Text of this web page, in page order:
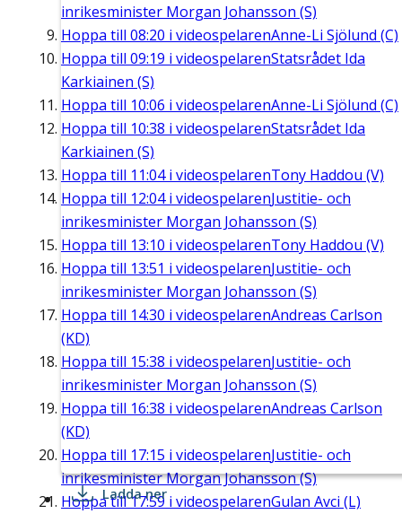
inrikesminister Morgan Johansson (S)
Hoppa till 08:20 i videospelarenAnne-Li Sjölund (C)
Hoppa till 09:19 i videospelarenStatsrådet Ida
Karkiainen (S)
Hoppa till 10:06 i videospelarenAnne-Li Sjölund (C)
Hoppa till 10:38 i videospelarenStatsrådet Ida
Karkiainen (S)
Hoppa till 11:04i videospelarenTony Haddou (V)
Hoppa till 12:04i videospelarenJustitie- och
inrikesminister Morgan Johansson (S)
Hoppa till 13:10 i videospelarenTony Haddou (V)
Hoppa till 13:51 i videospelarenJustitie- och
inrikesminister Morgan Johansson (S)
Hoppa till 14:30 i videospelarenAndreas Carlson
(KD)
Hoppa till 15:38 i videospelarenJustitie- och
inrikesminister Morgan Johansson (S)
Hoppa till 16:38 i videospelarenAndreas Carlson
(KD)
Hoppa till 17:15 i videospelarenJustitie- och
inrikesminister Morgan Johansson (S)
Hoppa till17:59 i videospelarenGulan Avci (L)
Ladda ner